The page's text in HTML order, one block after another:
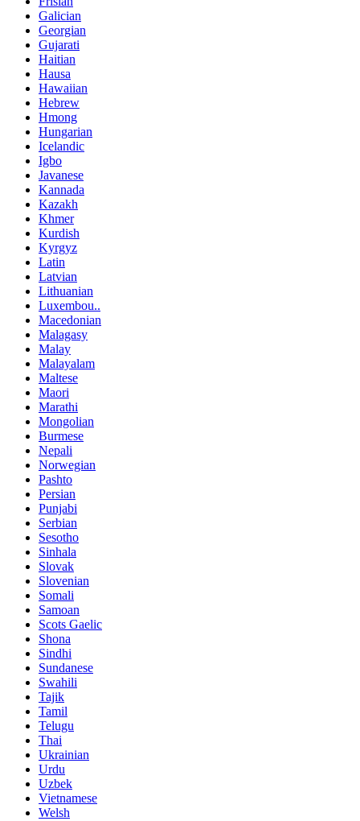
Galician
Georgian
Gujarati
Haitian
Hausa
Hawaiian
Hebrew
Hmong
Hungarian
Icelandic
Igbo
Javanese
Kannada
Kazakh
Khmer
Kurdish
Kyrgyz
Latin
Latvian
Lithuanian
Luxembou..
Macedonian
Malagasy
Malay
Malayalam
Maltese
Maori
Marathi
Mongolian
Burmese
Nepali
Norwegian
Pashto
Persian
Punjabi
Serbian
Sesotho
Sinhala
Slovak
Slovenian
Somali
Samoan
Scots Gaelic
Shona
Sindhi
Sundanese
Swahili
Tajik
Tamil
Telugu
Thai
Ukrainian
Urdu
Uzbek
Vietnamese
Welsh